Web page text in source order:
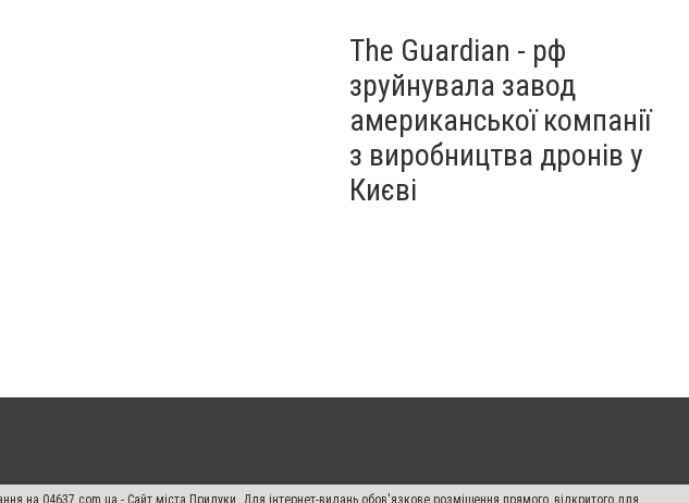
The Guardian - рф
зруйнувала завод
американської компанії
з виробництва дронів у
Києві
на 04637.com.ua - Сайт міста Прилуки. Для інтернет-видань обов'язкове розміщення прямого, відкритого для